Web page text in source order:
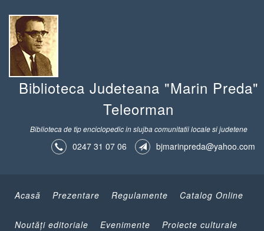
Biblioteca Judeteana "Marin Preda"
Teleorman
Biblioteca de tip enciclopedic in slujba comunitatii locale si judetene
0247 31 07 06 bjmarinpreda@yahoo.com
Acasă Prezentare Regulamente Catalog Online
Noutăţi editoriale Evenimente Proiecte culturale